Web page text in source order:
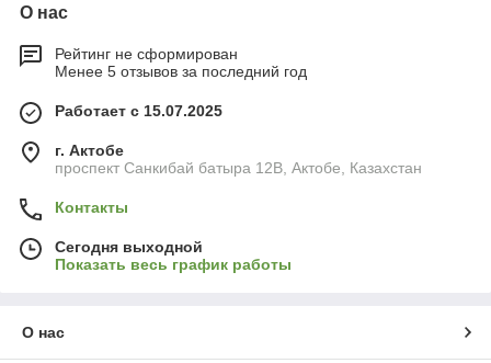
О нас
Рейтинг не сформирован
Менее 5 отзывов за последний год
Работает с 15.07.2025
г. Актобе
проспект Санкибай батыра 12В, Актобе, Казахстан
Контакты
Сегодня выходной
Показать весь график работы
О нас